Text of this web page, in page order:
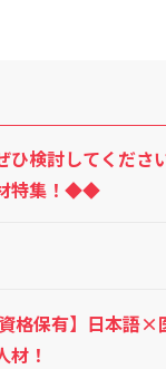
検討してくださ
特集！◆◆
格保有】日本語×
材！